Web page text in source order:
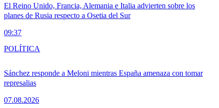
El Reino Unido, Francia, Alemania e Italia advierten sobre los
planes de Rusia respecto a Osetia del Sur
09:37
Sánchez responde a Meloni mientras España amenaza con tomar
represalias
07.08.2026
POLÍTICA